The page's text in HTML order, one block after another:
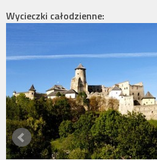
Wycieczki całodzienne: